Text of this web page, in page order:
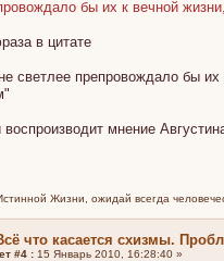
бы их к вечной
в цитате
светлее препровождало бы
воспроизводит мнение
Жизни, ожидай всегда
что касается схизмы.
#4 : 15 Январь 2010, 16:28:40 »